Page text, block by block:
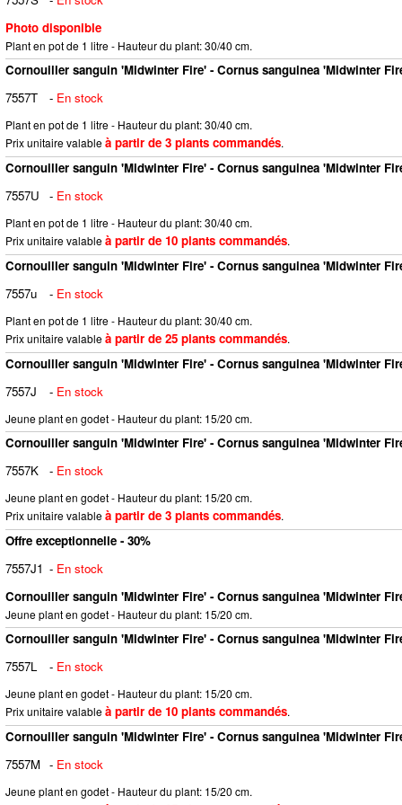
Photo disponible
Plant en pot de 1 litre - Hauteur du plant: 30/40 cm.
Cornouiller sanguin 'Midwinter Fire' - Cornus sanguinea 'Midwinter
7557T
- En stock
Plant en pot de 1 litre - Hauteur du plant: 30/40 cm.
Prix unitaire valableà partir de 3 plants commandés.
Cornouiller sanguin 'Midwinter Fire' - Cornus sanguinea 'Midwinter
7557U
- En stock
Plant en pot de 1 litre - Hauteur du plant: 30/40 cm.
Prix unitaire valableà partir de 10 plants commandés.
Cornouiller sanguin 'Midwinter Fire' - Cornus sanguinea 'Midwinter
7557u
- En stock
Plant en pot de 1 litre - Hauteur du plant: 30/40 cm.
Prix unitaire valableà partir de 25 plants commandés.
Cornouiller sanguin 'Midwinter Fire' - Cornus sanguinea 'Midwinter
7557J
- En stock
Jeune plant en godet - Hauteur du plant: 15/20 cm.
Cornouiller sanguin 'Midwinter Fire' - Cornus sanguinea 'Midwinter
7557K
- En stock
Jeune plant en godet - Hauteur du plant: 15/20 cm.
Prix unitaire valableà partir de 3 plants commandés.
Offre exceptionnelle - 30%
7557J1 - En stock
Cornouiller sanguin 'Midwinter Fire' - Cornus sanguinea 'Midwinter
Jeune plant en godet - Hauteur du plant: 15/20 cm.
Cornouiller sanguin 'Midwinter Fire' - Cornus sanguinea 'Midwinter
7557L
- En stock
Jeune plant en godet - Hauteur du plant: 15/20 cm.
Prix unitaire valableà partir de 10 plants commandés.
Cornouiller sanguin 'Midwinter Fire' - Cornus sanguinea 'Midwinter
7557M - En stock
Jeune plant en godet - Hauteur du plant: 15/20 cm.